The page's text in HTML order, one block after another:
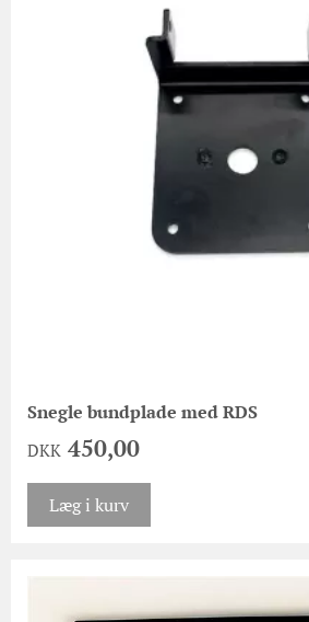
Snegle bundplade med RDS
DKK 450,00
Læg i kurv